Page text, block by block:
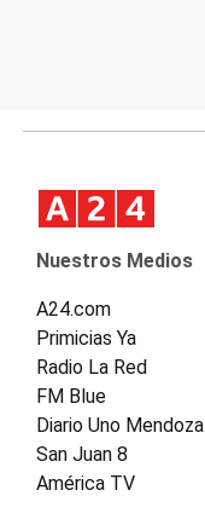
Nuestros Medios
A24.com
Primicias Ya
Radio La Red
FM Blue
Diario Uno Mendoza
San Juan 8
América TV